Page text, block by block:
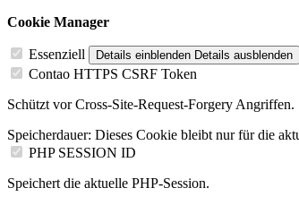
Cookie Manager
Essenziell Details einblenden Details ausblenden
Contao HTTPS CSRF Token
Schützt vor Cross-Site-Request-Forgery Angriffen.
Speicherdauer: Dieses Cookie bleibt nur für die
PHP SESSION ID
Speichert die aktuelle PHP-Session.